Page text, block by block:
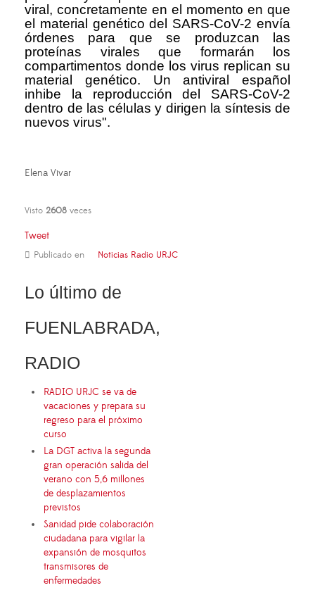
viral, concretamente en el momento en que
el material genético del SARS-CoV-2 envía
órdenes para que se produzcan las
proteínas virales que formarán los
compartimentos donde los virus replican su
material genético. Un antiviral español
inhibe la reproducción del SARS-CoV-2
dentro de las células y dirigen la síntesis de
nuevos virus".
Elena Vivar
Visto 2608 veces
Tweet
Publicado en Noticias Radio URJC
Lo último de
FUENLABRADA,
RADIO
RADIO URJC se va de
vacaciones y prepara su
regreso para el próximo
curso
La DGT activa la segunda
gran operación salida del
verano con 5,6 millones
de desplazamientos
previstos
Sanidad pide colaboración
ciudadana para vigilar la
expansión de mosquitos
transmisores de
enfermedades